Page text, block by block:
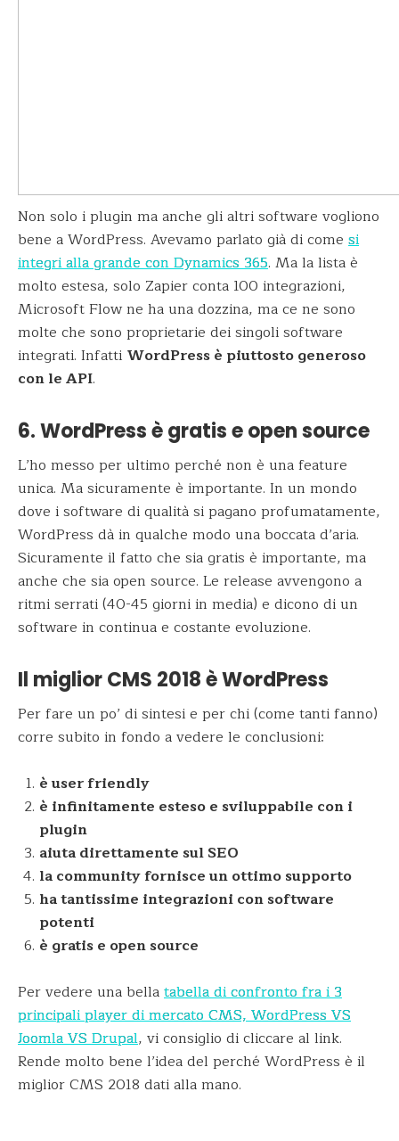
Non solo i plugin ma anche gli altri software vogliono
bene a WordPress. Avevamo parlato già di come si
integri alla grande con Dynamics 365. Ma la lista è
molto estesa, solo Zapier conta 100 integrazioni,
Microsoft Flow ne ha una dozzina, ma ce ne sono
molte che sono proprietarie dei singoli software
integrati. Infatti WordPress è piuttosto generoso
con le API.
6. WordPress è gratis e open source
L’ho messo per ultimo perché non è una feature
unica. Ma sicuramente è importante. In un mondo
dove i software di qualità si pagano profumatamente,
WordPress dà in qualche modo una boccata d’aria.
Sicuramente il fatto che sia gratis è importante, ma
anche che sia open source. Le release avvengono a
ritmi serrati (40-45 giorni in media) e dicono di un
software in continua e costante evoluzione.
Il miglior CMS 2018 è WordPress
Per fare un po’ di sintesi e per chi (come tanti fanno)
corre subito in fondo a vedere le conclusioni:
è user friendly
è infinitamente esteso e sviluppabile con i
plugin
aiuta direttamente sul SEO
la community fornisce un ottimo supporto
ha tantissime integrazioni con software
potenti
è gratis e open source
Per vedere una bellatabella di confronto fra i 3
principali player di mercato CMS, WordPress VS
Joomla VS Drupal, vi consiglio di cliccare al link.
Rende molto bene l’idea del perché WordPress è il
miglior CMS 2018 dati alla mano.